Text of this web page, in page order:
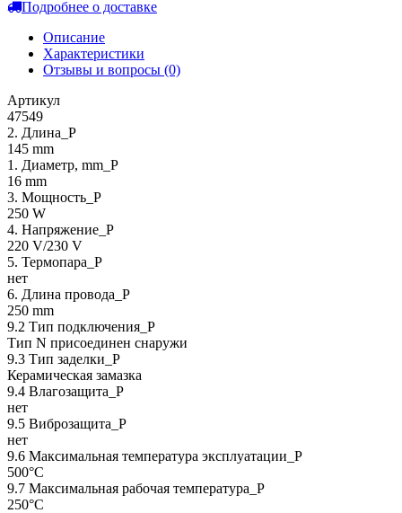
Подробнее о доставке
Описание
Характеристики
Отзывы и вопросы (0)
Артикул
47549
2. Длина_P
145 mm
1. Диаметр, mm_P
16 mm
3. Мощность_P
250 W
4. Напряжение_P
220 V/230 V
5. Термопара_P
нет
6. Длина провода_P
250 mm
9.2 Тип подключения_P
Тип N присоединен снаружи
9.3 Тип заделки_Р
Керамическая замазка
9.4 Влагозащита_Р
нет
9.5 Виброзащита_Р
нет
9.6 Максимальная температура эксплуатации_Р
500°C
9.7 Максимальная рабочая температура_Р
250°C